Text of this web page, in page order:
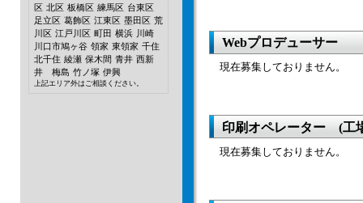
区 北区 板橋区 練馬区 台東区
足立区 葛飾区 江東区 墨田区 荒
川区 江戸川区 町田 横浜 川崎
川口市鳩ヶ谷 領家 東領家 千住
北千住 綾瀬 保木間 青井 西新
井 梅島 竹ノ塚 伊興
上記エリア外はご相談ください。
Webプロデューサー
現在募集しておりません。
印刷オペレーター (工
現在募集しておりません。